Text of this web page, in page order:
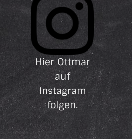
Hier Ottmar
auf
Instagram
folgen.